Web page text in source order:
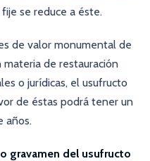
se reduce a éste.
de valor monumental de
de restauración
o jurídicas, el usufructo
de éstas podrá tener un
años.
gravamen del usufructo